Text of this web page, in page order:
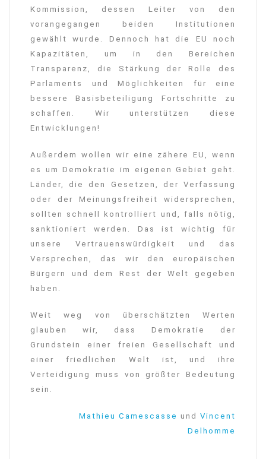
Kommission, dessen Leiter von den
vorangegangen beiden Institutionen
gewählt wurde. Dennoch hat die EU noch
Kapazitäten, um in den Bereichen
Transparenz, die Stärkung der Rolle des
Parlaments und Möglichkeiten für eine
bessere Basisbeteiligung Fortschritte zu
schaffen. Wir unterstützen diese
Entwicklungen!
Außerdem wollen wir eine zähere EU, wenn
es um Demokratie im eigenen Gebiet geht.
Länder, die den Gesetzen, der Verfassung
oder der Meinungsfreiheit widersprechen,
sollten schnell kontrolliert und, falls nötig,
sanktioniert werden. Das ist wichtig für
unsere Vertrauenswürdigkeit und das
Versprechen, das wir den europäischen
Bürgern und dem Rest der Welt gegeben
haben.
Weit weg von überschätzten Werten
glauben wir, dass Demokratie der
Grundstein einer freien Gesellschaft und
einer friedlichen Welt ist, und ihre
Verteidigung muss von größter Bedeutung
sein.
Mathieu Camescasse und Vincent
Delhomme